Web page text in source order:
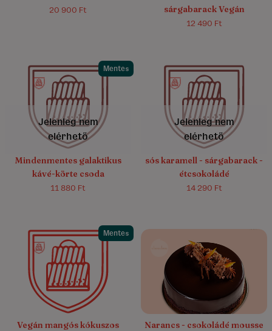
20 900 Ft
sárgabarack Vegán
12 490 Ft
Mentes
4.6/5
(19)
Jelenleg nem
elérhető
Mindenmentes galaktikus
kávé-körte csoda
11 880 Ft
4.8/5
(40)
Jelenleg nem
elérhető
sós karamell - sárgabarack -
étcsokoládé
14 290 Ft
Mentes
4.6/5 (15)
Vegán mangós kókuszos
5.0/5 (16)
Narancs - csokoládé mousse